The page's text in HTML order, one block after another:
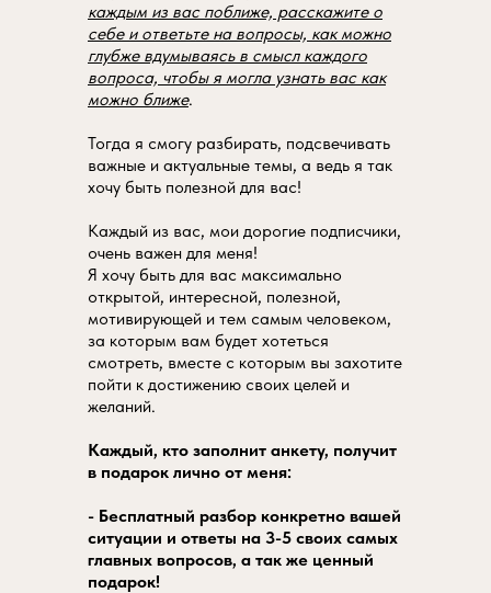
каждым из вас поближе, расскажите о
себе и ответьте на вопросы, как можно
глубже вдумываясь в смысл каждого
вопроса, чтобы я могла узнать вас как
можно ближе.
Тогда я смогу разбирать, подсвечивать
важные и актуальные темы, а ведь я так
хочу быть полезной для вас!
Каждый из вас, мои дорогие подписчики,
очень важен для меня!
Я хочу быть для вас максимально
открытой, интересной, полезной,
мотивирующей и тем самым человеком,
за которым вам будет хотеться
смотреть, вместе с которым вы захотите
пойти к достижению своих целей и
желаний.
Каждый, кто заполнит анкету, получит
в подарок лично от меня:
- Бесплатный разбор конкретно вашей
ситуации и ответы на 3-5 своих самых
главных вопросов, а так же ценный
подарок!